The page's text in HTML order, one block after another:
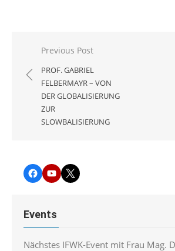
Beitragsnavigation
Previous Post
PROF. GABRIEL
FELBERMAYR – VON
DER GLOBALISIERUNG
ZUR
SLOWBALISIERUNG
Facebook
YouTubeTwitter
Events
Nächstes IFWK-Event mit Frau Mag.